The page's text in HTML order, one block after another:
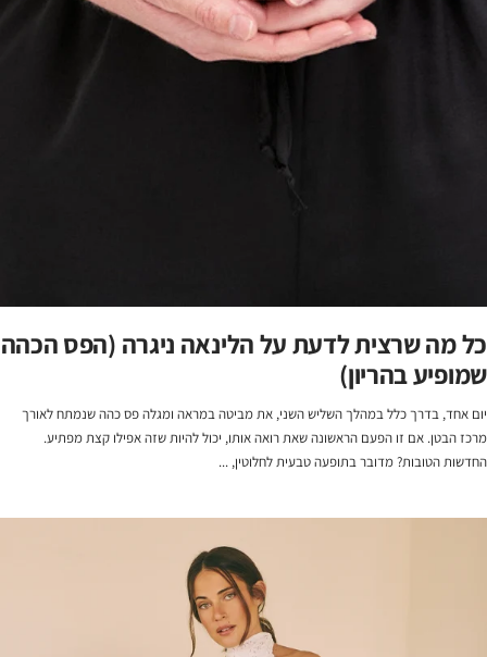
כל מה שרצית לדעת על הלינאה ניגרה (הפס הכהה
שמופיע בהריון)
יום אחד, בדרך כלל במהלך השליש השני, את מביטה במראה ומגלה פס כהה שנמתח לאורך
מרכז הבטן. אם זו הפעם הראשונה שאת רואה אותו, יכול להיות שזה אפילו קצת מפתיע.
החדשות הטובות? מדובר בתופעה טבעית לחלוטין, ...